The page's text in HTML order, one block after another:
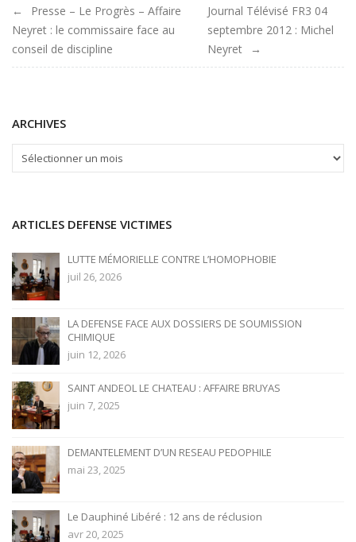
Navigation
de
Presse – Le Progrès – Affaire
Neyret : le commissaire face au
conseil de discipline
Journal Télévisé FR3 04
septembre 2012 : Michel
Neyret
ARCHIVES
ARCHIVES
ARTICLES DEFENSE VICTIMES
LUTTE MÉMORIELLE CONTRE L’HOMOPHOBIE
juil 26, 2026
LA DEFENSE FACE AUX DOSSIERS DE SOUMISSION
CHIMIQUE
juin 12, 2026
SAINT ANDEOL LE CHATEAU : AFFAIRE BRUYAS
juin 7, 2025
DEMANTELEMENT D’UN RESEAU PEDOPHILE
mai 23, 2025
Le Dauphiné Libéré : 12 ans de réclusion
avr 20, 2025